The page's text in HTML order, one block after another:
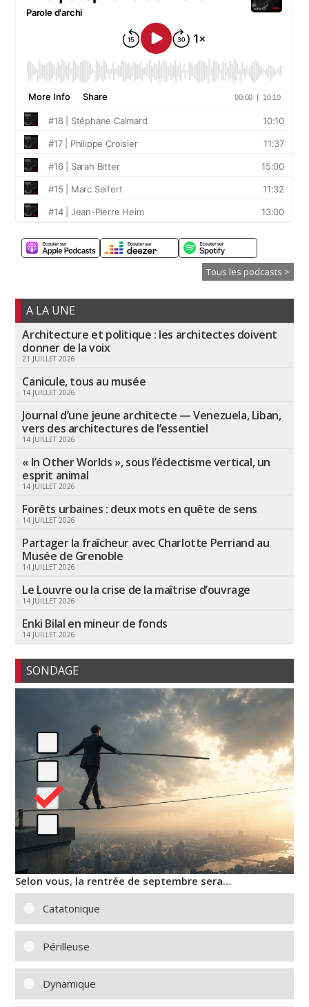
Tous les podcasts >
A LA UNE
Architecture et politique : les architectes doivent
donner de la voix
21 JUILLET 2026
Canicule, tous au musée
14 JUILLET 2026
Journal d’une jeune architecte — Venezuela, Liban,
vers des architectures de l’essentiel
14 JUILLET 2026
« In Other Worlds », sous l’éclectisme vertical, un
esprit animal
14 JUILLET 2026
Forêts urbaines : deux mots en quête de sens
14 JUILLET 2026
Partager la fraîcheur avec Charlotte Perriand au
Musée de Grenoble
14 JUILLET 2026
Le Louvre ou la crise de la maîtrise d’ouvrage
14 JUILLET 2026
Enki Bilal en mineur de fonds
14 JUILLET 2026
SONDAGE
Selon vous, la rentrée de septembre sera…
Catatonique
Périlleuse
Dynamique